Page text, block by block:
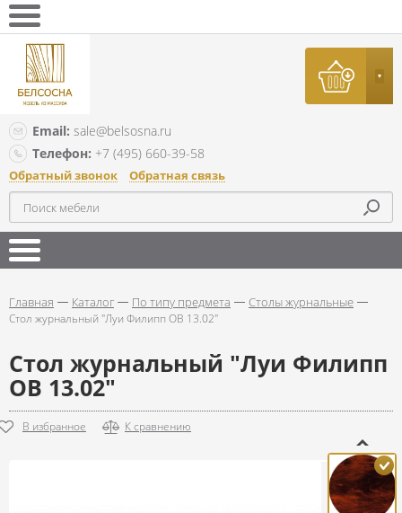
Email: sale@belsosna.ru
Телефон: +7 (495) 660-39-58
Обратный звонок Обратная связь
Главная Каталог По типу предмета Столы журнальные
Стол журнальный "Луи Филипп ОВ 13.02"
Стол журнальный "Луи Филипп
ОВ 13.02"
В избранное К сравнению